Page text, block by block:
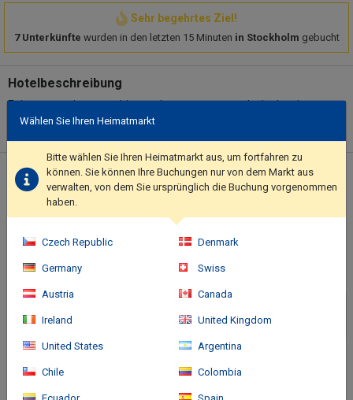
Sehr begehrtes Ziel!
7 Unterkünfte wurden in den letzten 15 Minuten in Stockholm gebucht
Hotelbeschreibung
Enjoy recreation amenities such as a sauna or take in the view
from a terrace. Additional features at this hotel include
a banquet hall.. Featured amenities include a 24-hour business
center, dry cleaning/laundry services, and a 24-hour front desk.
Event facilities at this hotel consist of a conference center and 8
meeting rooms..
Standort des Hotels
Wählen Sie Ihren Heimatmarkt
Bitte wählen Sie Ihren Heimatmarkt aus, um fortfahren zu
können. Sie können Ihre Buchungen nur von dem Markt aus
verwalten, von dem Sie ursprünglich die Buchung vorgenommen
haben.
Czech Republic Denmark
Germany Swiss
Austria Canada
Ireland United Kingdom
United States Argentina
Chile Colombia
Ecuador Spain